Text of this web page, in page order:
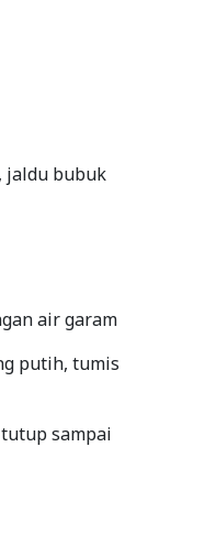
jaldu bubuk
air garam
putih, tumis
sampai